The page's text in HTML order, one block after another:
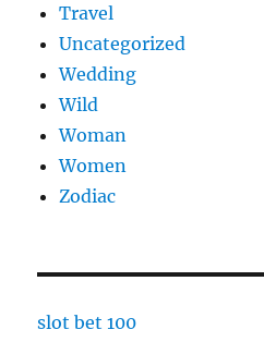
Travel
Uncategorized
Wedding
Wild
Woman
Women
Zodiac
slot bet 100